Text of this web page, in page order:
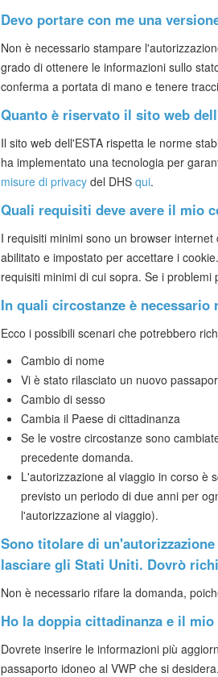
Devo portare con me una
Non è necessario stampare
grado di ottenere le informazioni sullo
conferma a portata di mano e tenere
Quanto è riservato il sito web
Il sito web dell'ESTA rispetta le norme
ha implementato una tecnologia per
misure di privacy del DHS qui.
Quali requisiti deve avere il mio
I requisiti minimi sono un browser
abilitato e impostato per accettare i
requisiti minimi di cui sopra. Se i
In quali circostanze è necessario
Ecco i possibili scenari che potrebbero
Cambio di nome
Vi è stato rilasciato un nuovo
Cambio di sesso
Cambia il Paese di cittadinanza
Se le vostre circostanze sono
precedente domanda.
L'autorizzazione al viaggio in corso è
previsto un periodo di due anni per
l'autorizzazione al viaggio).
Sono titolare di
lasciare gli Stati Uniti. Dovrò
Non è necessario rifare la domanda,
Ho la doppia cittadinanza e il
Dovrete inserire le informazioni più
passaporto idoneo al VWP che si desidera.